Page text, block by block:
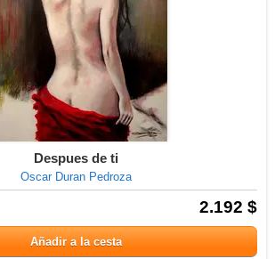
Despues de ti
Oscar Duran Pedroza
2.192 $
Añadir a la cesta